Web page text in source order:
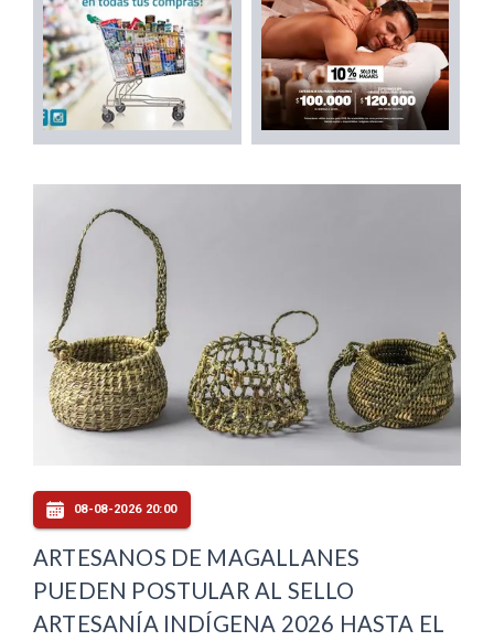
08-08-2026 20:00
ARTESANOS DE MAGALLANES
PUEDEN POSTULAR AL SELLO
ARTESANÍA INDÍGENA 2026 HASTA EL